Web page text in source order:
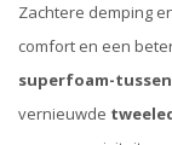
Zachtere demping
comfort en een
superfoam-
vernieuwde